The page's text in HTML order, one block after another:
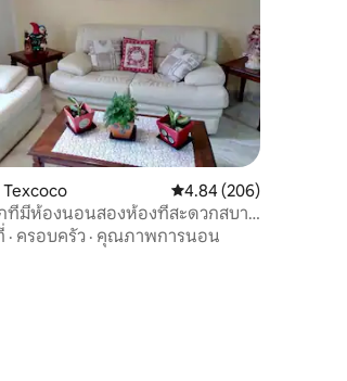
5, 22 รีวิว คะแนนเฉลี่ย 4.84 จาก 5,
4.84 (206)
ที่มีห้องนอนสองห้องที่สะดวกสบาย
งาม
· ครอบครัว · คุณภาพการนอน